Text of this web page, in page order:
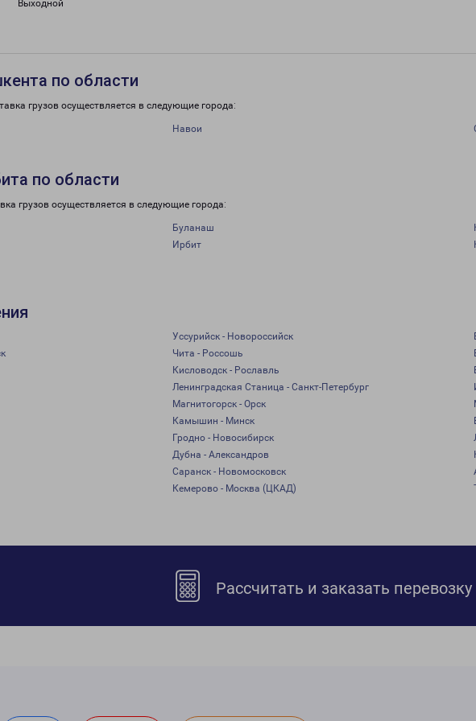
Выходной
по области
грузов осуществляется в следующие города:
Навои
по области
грузов осуществляется в следующие города:
Буланаш
Ирбит
Уссурийск - Новороссийск
Чита - Россошь
Кисловодск - Рославль
Ленинградская Станица - Санкт-Петербург
Магнитогорск - Орск
Камышин - Минск
Гродно - Новосибирск
Дубна - Александров
Саранск - Новомосковск
Кемерово - Москва (ЦКАД)
Рассчитать и заказать перевозку